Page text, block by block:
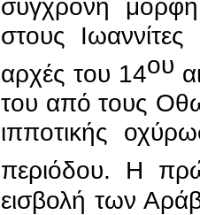
σύγχρονη
στους
αρχές του 14ου
του από τους
ιπποτικής
περιόδου. Η
εισβολή των